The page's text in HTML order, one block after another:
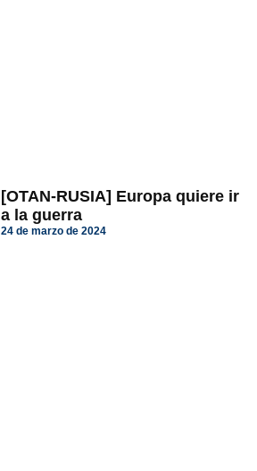
[OTAN-RUSIA] Europa quiere ir
a la guerra
24 de marzo de 2024